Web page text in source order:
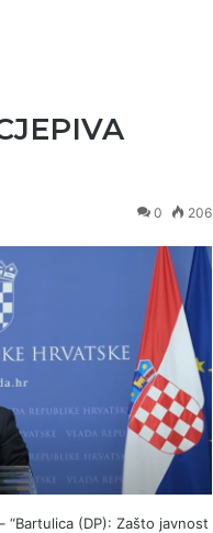
0 206
– “Bartulica (DP): Zašto javnost